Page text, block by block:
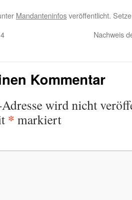
Mandanteninfosveröffentlicht.
Nachweis
Kommentar
wird nicht
* markiert